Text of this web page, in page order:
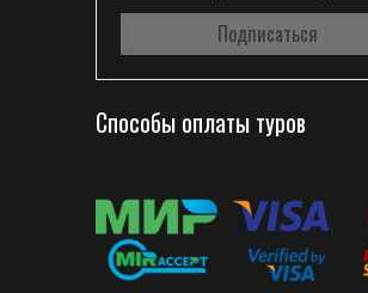
Способы оплаты туров